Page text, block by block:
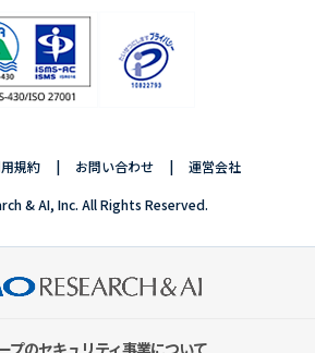
規約 お問い合わせ 運営会社
& AI, Inc. All Rights Reserved.
プのセキュリティ事業について